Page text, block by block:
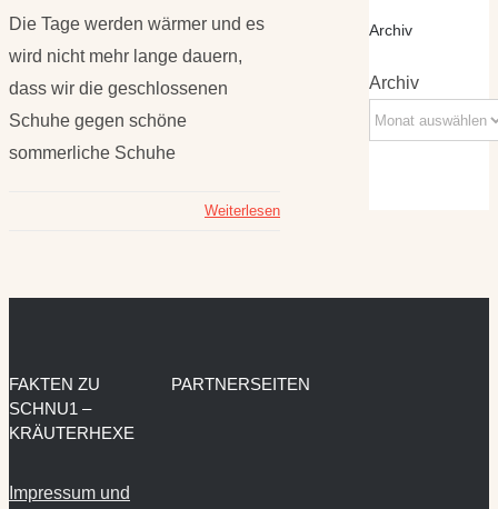
Die Tage werden wärmer und es
wird nicht mehr lange dauern,
dass wir die geschlossenen
Schuhe gegen schöne
sommerliche Schuhe
Weiterlesen
Archiv
Archiv
FAKTEN ZU
SCHNU1 –
KRÄUTERHEXE
Impressum und
PARTNERSEITEN